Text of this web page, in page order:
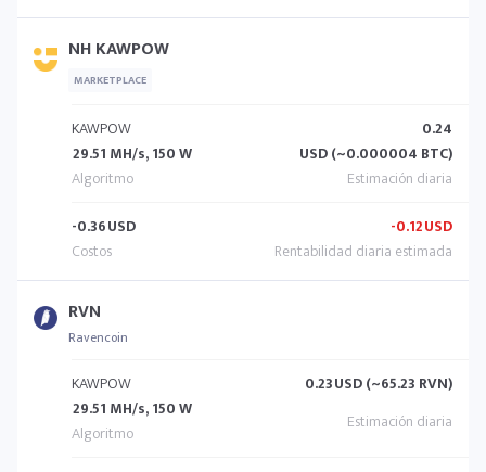
NH KAWPOW
MARKETPLACE
KAWPOW
29.51 MH/s, 150 W
0.24
USD (~0.000004 BTC)
-0.36USD -0.12USD
RVN
Ravencoin
KAWPOW
29.51 MH/s, 150 W
0.23USD (~65.23 RVN)